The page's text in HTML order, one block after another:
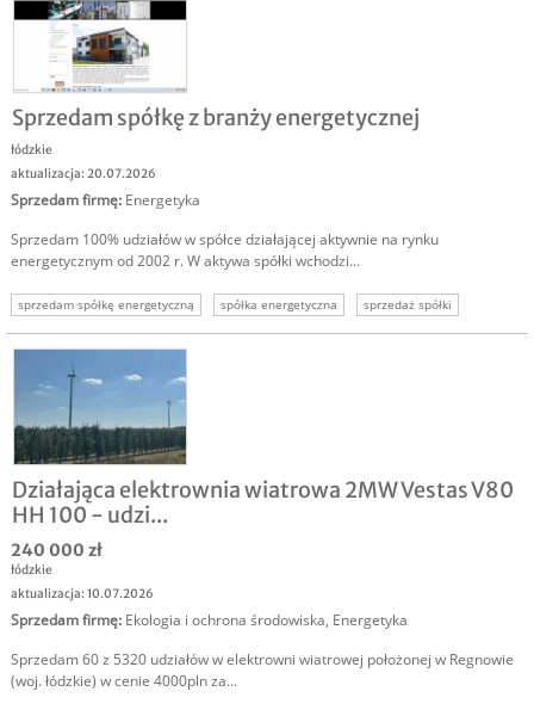
Sprzedam spółkę z branży energetycznej
łódzkie
aktualizacja: 20.07.2026
Sprzedam firmę: Energetyka
Sprzedam 100% udziałów w spółce działającej aktywnie na rynku
energetycznym od 2002 r. W aktywa spółki wchodzi...
sprzedam spółkę energetyczną spółka energetyczna
sprzedaż spółki
sprzedam firmę energetyczną
energetyka inwestycja
spółka na sprzedaż
Działająca elektrownia wiatrowa 2MW Vestas V80
HH 100 - udzi...
240 000 zł
łódzkie
aktualizacja: 10.07.2026
Sprzedam firmę: Ekologia i ochrona środowiska, Energetyka
Sprzedam 60 z 5320 udziałów w elektrowni wiatrowej położonej w Regnowie
(woj. łódzkie) w cenie 4000pln za...